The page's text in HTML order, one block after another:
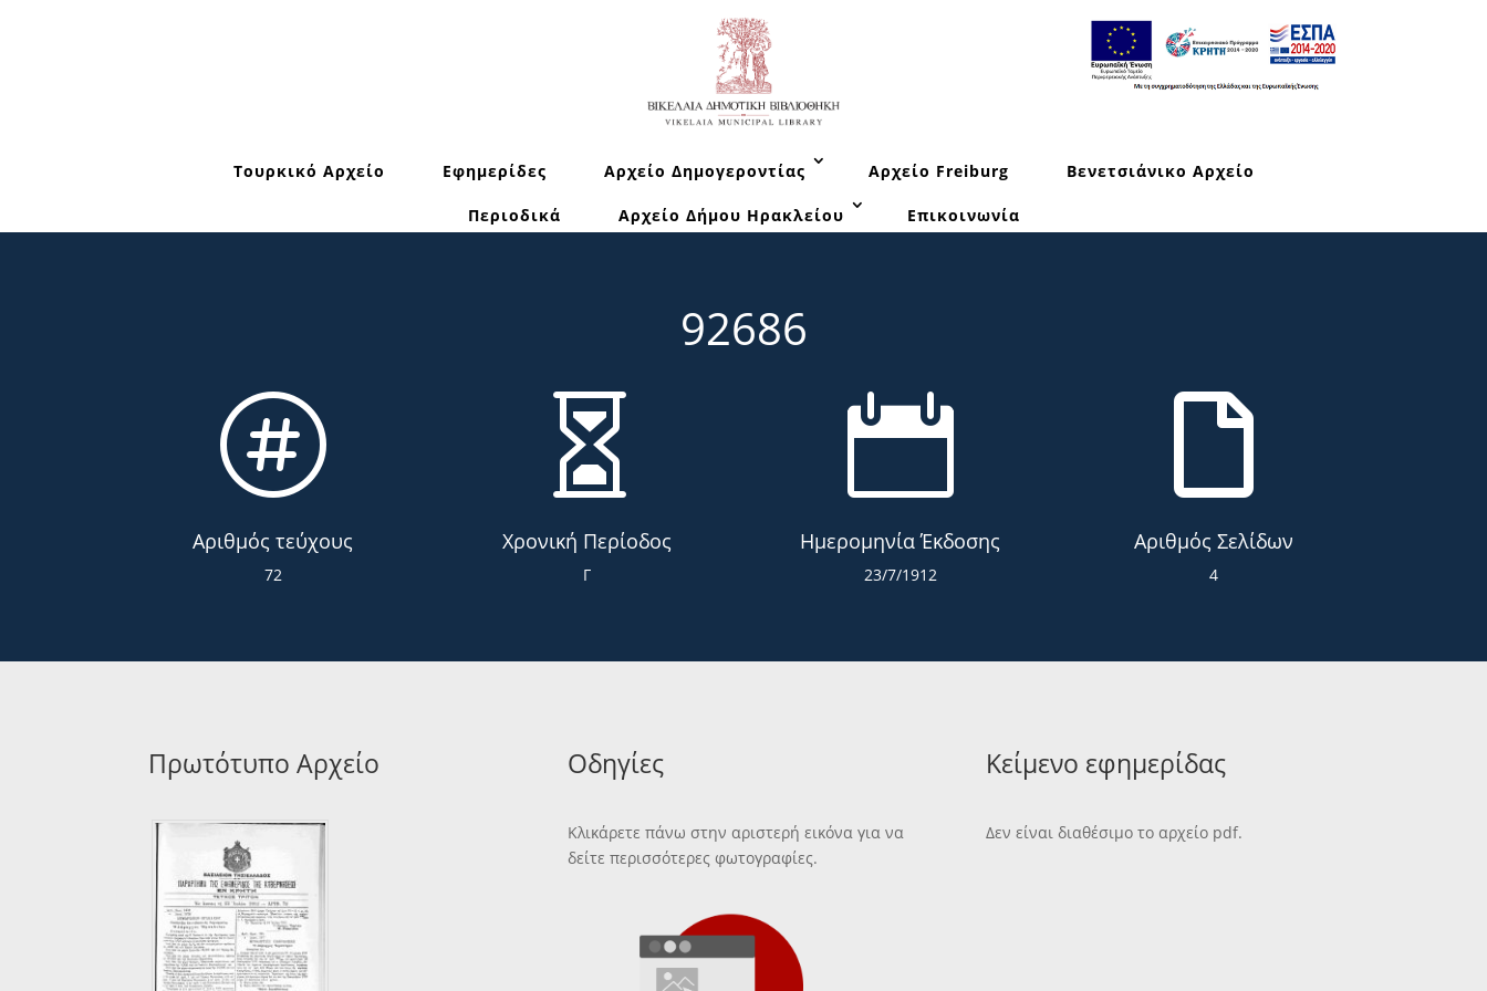
Τουρκικό Αρχείο Εφημερίδες Αρχείο Δημογεροντίας Αρχείο Freiburg Βενετσιάνικο Αρχείο
Περιοδικά Αρχείο Δήμου Ηρακλείου Επικοινωνία
92686

Αριθμός τεύχους
72

Χρονική Περίοδος
Γ

Ημερομηνία Έκδοσης
23/7/1912

Αριθμός Σελίδων
4
Πρωτότυπο Αρχείο Οδηγίες
Κλικάρετε πάνω στην αριστερή εικόνα για να
δείτε περισσότερες φωτογραφίες.
Κείμενο εφημερίδας
Δεν είναι διαθέσιμο το αρχείο pdf.